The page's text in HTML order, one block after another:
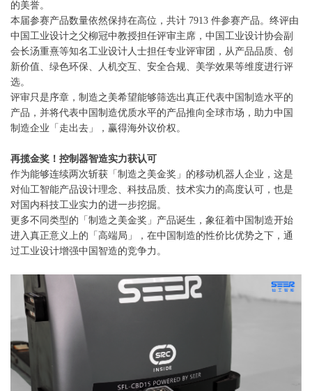
的美誉。
本届参赛产品数量依然保持在高位，共计 7913 件参赛产品。终评由
中国工业设计之父柳冠中教授担任评审主席，中国工业设计协会副
会长汤重熹等知名工业设计人士担任专业评审团，从产品品质、创
新价值、绿色环保、人机交互、安全合规、美学效果等维度进行评
选。
评审只是序章，制造之美希望能够筛选出真正代表中国制造水平的
产品，并将代表中国制造优质水平的产品推向全球市场，助力中国
制造企业「走出去」，赢得海外议价权。
再揽金奖！控制器智造实力获认可
作为能够连续两次斩获「制造之美金奖」的移动机器人企业，这是
对仙工智能产品设计理念、科技品质、技术实力的高度认可，也是
对国内科技工业实力的进一步挖掘。
更多不同类型的「制造之美金奖」产品诞生，象征着中国制造开始
进入真正意义上的「高端局」，在中国制造的性价比优势之下，通
过工业设计增强中国智造的竞争力。